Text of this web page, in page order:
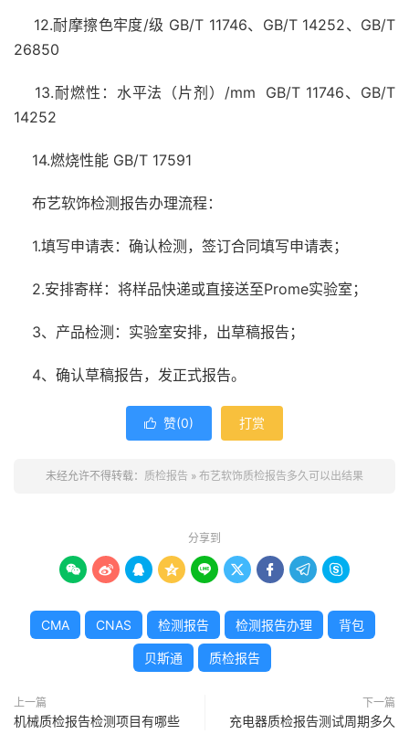
12.耐摩擦色牢度/级 GB/T 11746、GB/T 14252、GB/T
26850
13.耐燃性：水平法（片剂）/mm GB/T 11746、GB/T
14252
14.燃烧性能 GB/T 17591
布艺软饰检测报告办理流程：
1.填写申请表：确认检测，签订合同填写申请表；
2.安排寄样：将样品快递或直接送至Prome实验室；
3、产品检测：实验室安排，出草稿报告；
4、确认草稿报告，发正式报告。
 赞(0) 打赏
未经允许不得转载： 质检报告 » 布艺软饰质检报告多久可以出结果
分享到
        
CMA CNAS 检测报告 检测报告办理 背包
贝斯通 质检报告
上一篇
机械质检报告检测项目有哪些
下一篇
充电器质检报告测试周期多久